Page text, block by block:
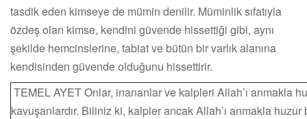
tasdik eden kimseye de mümin denilir. Müminlik sıfatıyla
özdeş olan kimse, kendini güvende hissettiği gibi, aynı
şekilde hemcinslerine, tabiat ve bütün bir varlık alanına
kendisinden güvende olduğunu hissettirir.
TEMEL AYET Onlar, inananlar ve kalpleri Allah’ı anmakla
kavuşanlardır. Biliniz ki, kalpler ancak Allah’ı anmakla huzur